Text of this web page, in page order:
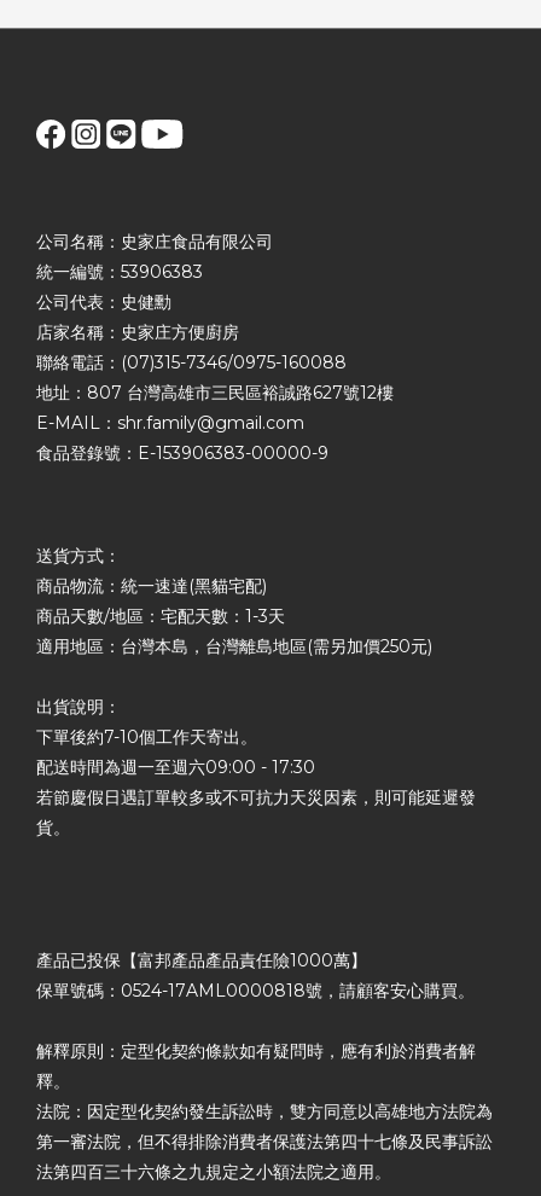
公司名稱：史家庄食品有限公司
統一編號：53906383
公司代表：史健勳
店家名稱：史家庄方便廚房
聯絡電話：(07)315-7346/0975-160088
地址：807 台灣高雄市三民區裕誠路627號12樓
E-MAIL：shr.family@gmail.com
食品登錄號：E-153906383-00000-9
送貨方式：
商品物流：統一速達(黑貓宅配)
商品天數/地區：宅配天數：1-3天
適用地區：台灣本島，台灣離島地區(需另加價250元)
出貨說明：
下單後約7-10個工作天寄出。
配送時間為週一至週六09:00 - 17:30
若節慶假日遇訂單較多或不可抗力天災因素，則可能延遲發
貨。
產品已投保【富邦產品產品責任險1000萬】
保單號碼：0524-17AML0000818號，請顧客安心購買。
解釋原則：定型化契約條款如有疑問時，應有利於消費者解
釋。
法院：因定型化契約發生訴訟時，雙方同意以高雄地方法院為
第一審法院，但不得排除消費者保護法第四十七條及民事訴訟
法第四百三十六條之九規定之小額法院之適用。